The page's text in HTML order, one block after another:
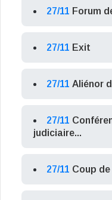
27/11 Forum
27/11 Exit
27/11 Aliénor
27/11
judiciaire...
27/11 Coup